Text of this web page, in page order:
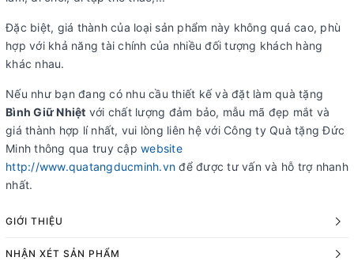
Đặc biệt, giá thành của loại sản phẩm này không quá cao, phù
hợp với khả năng tài chính của nhiều đối tượng khách hàng
khác nhau.
Nếu như bạn đang có nhu cầu thiết kế và đặt làm quà tặng
Bình Giữ Nhiệt với chất lượng đảm bảo, mẫu mã đẹp mắt và
giá thành hợp lí nhất, vui lòng liên hệ với Công ty Quà tặng Đức
Minh thông qua truy cập website
http://www.quatangducminh.vn để được tư vấn và hỗ trợ nhanh
nhất.
GIỚI THIỆU
NHẬN XÉT SẢN PHẨM